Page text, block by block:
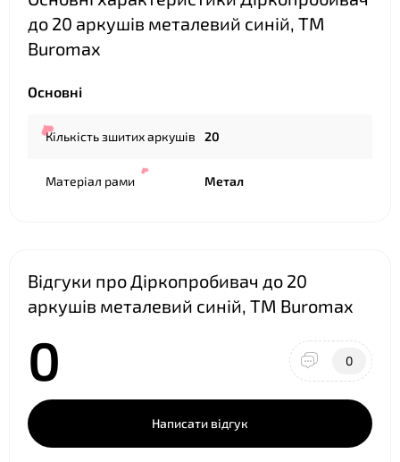
до 20 аркушів металевий синій, ТМ
Buromax
Основні
Кількість зшитих аркушів 20
Матеріал рами Метал
Відгуки про Діркопробивач до 20
аркушів металевий синій, ТМ Buromax
0 0
Написати відгук
❤